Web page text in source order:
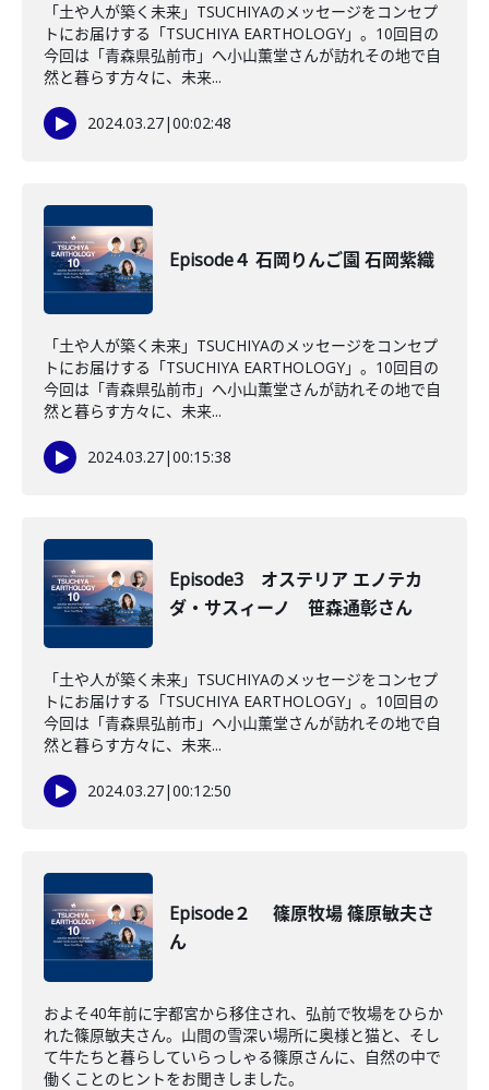
「土や人が築く未来」TSUCHIYAのメッセージをコンセプ
トにお届けする「TSUCHIYA EARTHOLOGY」。10回目の
今回は「青森県弘前市」へ小山薫堂さんが訪れその地で自
然と暮らす方々に、未来...
2024.03.27|00:02:48
Episode４ 石岡りんご園 石岡紫織
「土や人が築く未来」TSUCHIYAのメッセージをコンセプ
トにお届けする「TSUCHIYA EARTHOLOGY」。10回目の
今回は「青森県弘前市」へ小山薫堂さんが訪れその地で自
然と暮らす方々に、未来...
2024.03.27|00:15:38
Episode3 オステリア エノテカ
ダ・サスィーノ 笹森通彰さん
「土や人が築く未来」TSUCHIYAのメッセージをコンセプ
トにお届けする「TSUCHIYA EARTHOLOGY」。10回目の
今回は「青森県弘前市」へ小山薫堂さんが訪れその地で自
然と暮らす方々に、未来...
2024.03.27|00:12:50
Episode２ 篠原牧場 篠原敏夫さ
ん
およそ40年前に宇都宮から移住され、弘前で牧場をひらか
れた篠原敏夫さん。山間の雪深い場所に奥様と猫と、そし
て牛たちと暮らしていらっしゃる篠原さんに、自然の中で
働くことのヒントをお聞きしました。